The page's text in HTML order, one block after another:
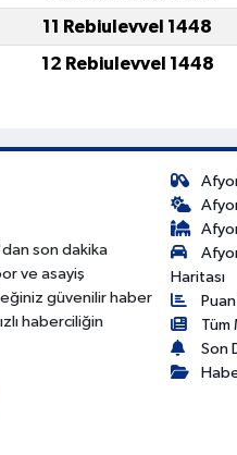
11 Rebiulevvel 1448
12 Rebiulevvel 1448
son dakika
ve asayiş
güvenilir haber
haberciliğin
Haritası
Tüm
Son